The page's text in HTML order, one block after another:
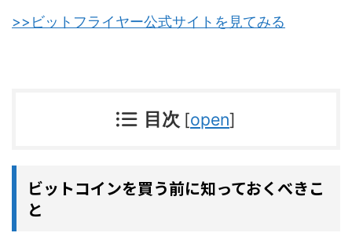
>>ビットフライヤー公式サイトを見てみる
目次 [open]
ビットコインを買う前に知っておくべきこ
と